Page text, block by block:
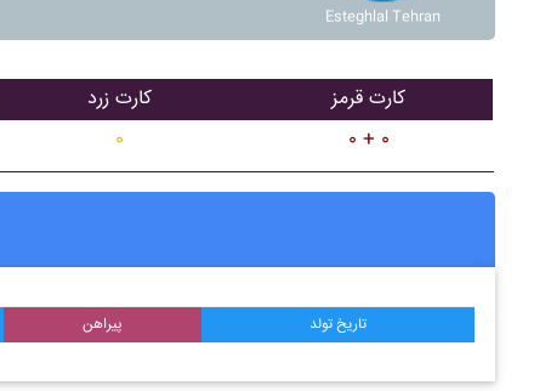
Esteghlal Tehran
کارت زرد
۰
کارت قرمز
۰ + ۰
پیراهن تاریخ تولد